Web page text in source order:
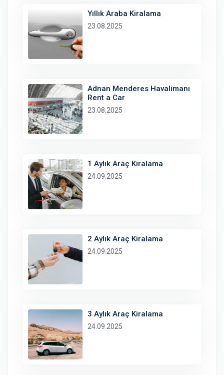
Yıllık Araba Kiralama
23.08.2025
Adnan Menderes Havalimanı
Rent a Car
23.08.2025
1 Aylık Araç Kiralama
24.09.2025
2 Aylık Araç Kiralama
24.09.2025
3 Aylık Araç Kiralama
24.09.2025